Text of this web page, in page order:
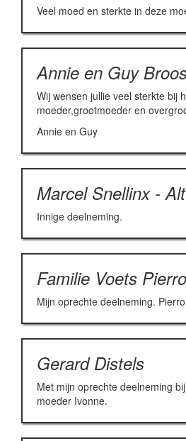
Veel moed en sterkte in deze
Annie en Guy
Wij wensen jullie veel sterkte bij
moeder,grootmoeder en
Annie en Guy
Marcel Snellinx -
Innige deelneming.
Familie Voets Pierro
Mijn oprechte deelneming.
Gerard Distels
Met mijn oprechte deelneming
moeder Ivonne.